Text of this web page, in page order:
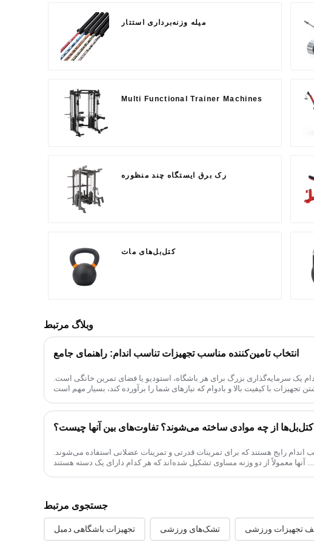
میله وزنه‌برداری استتار
Multi Functional Trainer Machines
رک برق ایستگاه چند منظوره
کتل‌بل‌های مات
وبلاگ مرتبط
انتخاب تامین‌کننده مناسب تجهیزات تناسب اندام: راهنمای جامع
یک سرمایه‌گذاری بزرگ برای هر باشگاه، استودیو یا فضای تمرین خانگی است.
کتل‌بل‌ها از چه موادی ساخته می‌شوند؟ تفاوت‌های بین آنها چیست؟
اندام رایج هستند که برای تمرینات قدرتی و تمرینات عضلانی استفاده می‌شوند.
که هر کدام دارای یک دسته هستند ......
جستجوی مرتبط
تجهیزات باشگاهی دمبل تشک‌های ورزشی تجهیزات ورزشی